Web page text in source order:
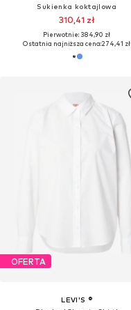
Sukienka koktajlowa
310,41 zł
Pierwotnie: 384,90 zł
Ostatnia najniższa cena:274,41 zł
OFERTA
LEVI'S ®